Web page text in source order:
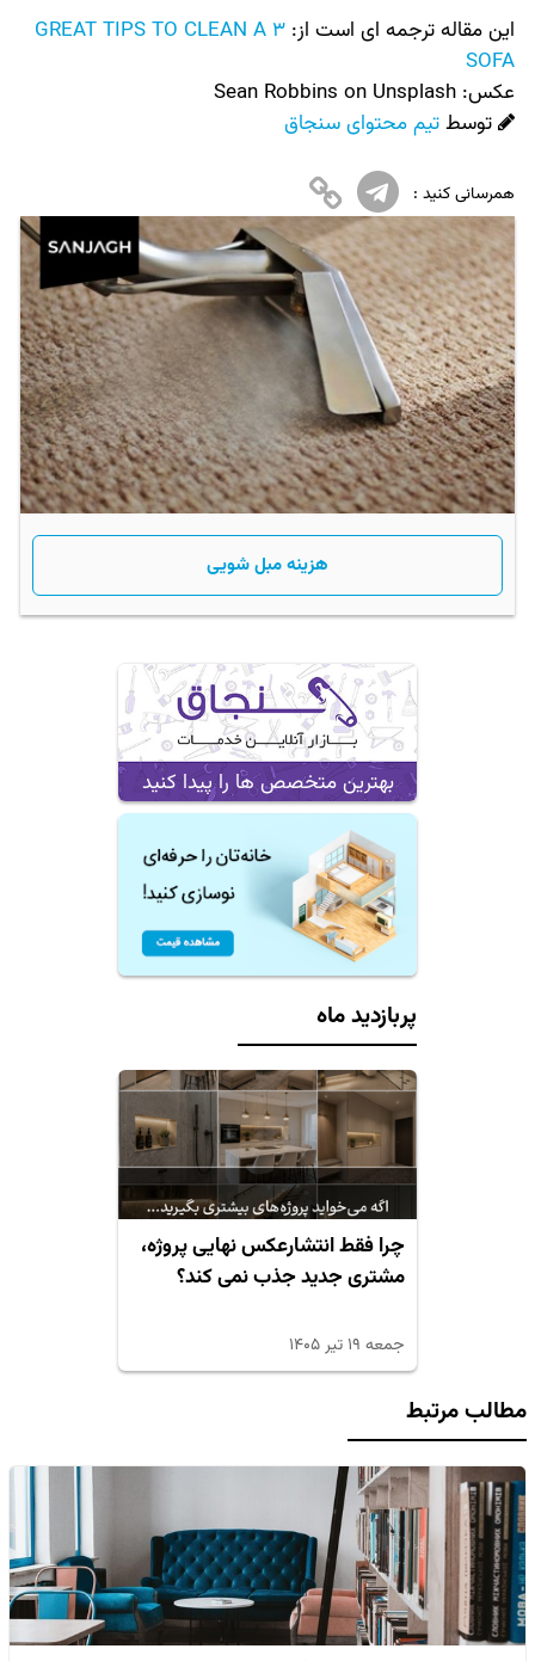
این مقاله ترجمه ای است از:
3 GREAT TIPS TO CLEAN A
SOFA
عکس:‌ Sean Robbins on Unsplash
توسطتیم محتوای سنجاق
همرسانی کنید :
هزینه مبل شویی
بهترین متخصص ها را پیدا کنید
پربازدید ماه
چرا فقط انتشارعکس نهایی پروژه،
مشتری جدید جذب نمی کند؟
جمعه ۱۹ تیر ۱۴۰۵
مطالب مرتبط